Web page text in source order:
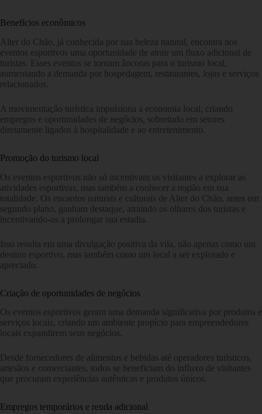
Benefícios econômicos
Alter do Chão, já conhecida por sua beleza natural, encontra nos
eventos esportivos uma oportunidade de atrair um fluxo adicional de
turistas. Esses eventos se tornam âncoras para o turismo local,
aumentando a demanda por hospedagem, restaurantes, lojas e serviços
relacionados.
A movimentação turística impulsiona a economia local, criando
empregos e oportunidades de negócios, sobretudo em setores
diretamente ligados à hospitalidade e ao entretenimento.
Promoção do turismo local
Os eventos esportivos não só incentivam os visitantes a explorar as
atividades esportivas, mas também a conhecer a região em sua
totalidade. Os encantos naturais e culturais de Alter do Chão, antes em
segundo plano, ganham destaque, atraindo os olhares dos turistas e
incentivando-os a prolongar sua estadia.
Isso resulta em uma divulgação positiva da vila, não apenas como um
destino esportivo, mas também como um local a ser explorado e
apreciado.
Criação de oportunidades de negócios
Os eventos esportivos geram uma demanda significativa por produtos e
serviços locais, criando um ambiente propício para empreendedores
locais expandirem seus negócios.
Desde fornecedores de alimentos e bebidas até operadores turísticos,
artesãos e comerciantes, todos se beneficiam do influxo de visitantes
que procuram experiências autênticas e produtos únicos.
Empregos temporários e renda adicional